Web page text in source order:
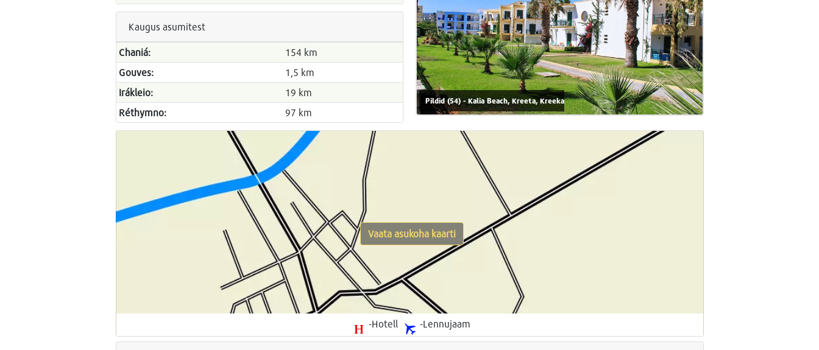
Kaugus asumitest
Chaniá:
154 km
Gouves:
1,5 km
Irákleio:
19 km
Réthymno:
97 km
Pildid (54) - Kalia Beach, Kreeta, Kreeka
-Hotell -Lennujaam
Vaata asukoha kaarti